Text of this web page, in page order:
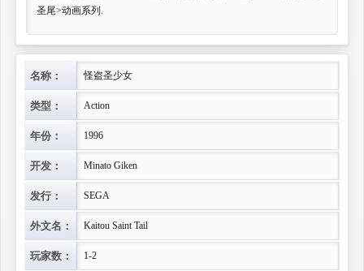
圣尾>动画系列.
名称： 怪盗圣少女
类型： Action
年份： 1996
开发： Minato Giken
发行： SEGA
外文名： Kaitou Saint Tail
玩家数： 1-2